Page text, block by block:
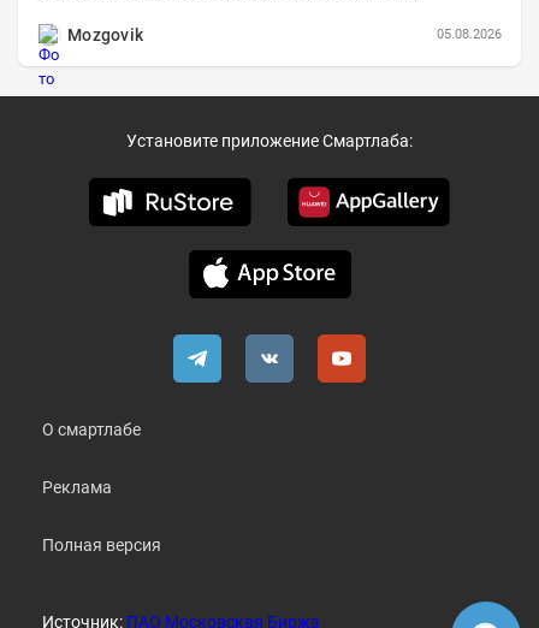
Mozgovik
05.08.2026
Установите приложение Смартлаба:
О смартлабе
Реклама
Полная версия
Источник: ПАО Московская Биржа